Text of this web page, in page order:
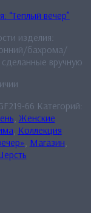
“Теплый вечер”
изделия:
бахрома/
сделанные вручную
66 Категорий:
Женские
Коллекция
Магазин